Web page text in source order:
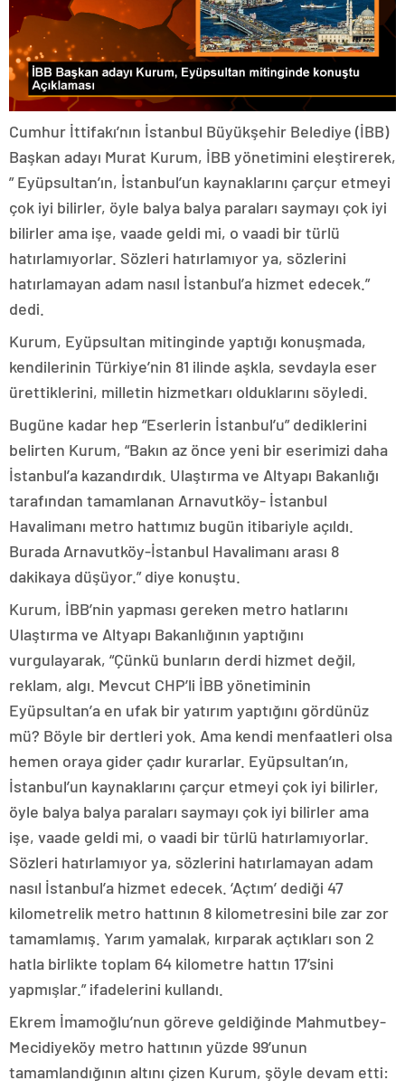
Cumhur İttifakı’nın İstanbul Büyükşehir Belediye (İBB)
Başkan adayı Murat Kurum, İBB yönetimini eleştirerek,
” Eyüpsultan’ın, İstanbul’un kaynaklarını çarçur etmeyi
çok iyi bilirler, öyle balya balya paraları saymayı çok iyi
bilirler ama işe, vaade geldi mi, o vaadi bir türlü
hatırlamıyorlar. Sözleri hatırlamıyor ya, sözlerini
hatırlamayan adam nasıl İstanbul’a hizmet edecek.”
dedi.
Kurum, Eyüpsultan mitinginde yaptığı konuşmada,
kendilerinin Türkiye’nin 81 ilinde aşkla, sevdayla eser
ürettiklerini, milletin hizmetkarı olduklarını söyledi.
Bugüne kadar hep “Eserlerin İstanbul’u” dediklerini
belirten Kurum, “Bakın az önce yeni bir eserimizi daha
İstanbul’a kazandırdık. Ulaştırma ve Altyapı Bakanlığı
tarafından tamamlanan Arnavutköy- İstanbul
Havalimanı metro hattımız bugün itibariyle açıldı.
Burada Arnavutköy-İstanbul Havalimanı arası 8
dakikaya düşüyor.” diye konuştu.
Kurum, İBB’nin yapması gereken metro hatlarını
Ulaştırma ve Altyapı Bakanlığının yaptığını
vurgulayarak, “Çünkü bunların derdi hizmet değil,
reklam, algı. Mevcut CHP’li İBB yönetiminin
Eyüpsultan’a en ufak bir yatırım yaptığını gördünüz
mü? Böyle bir dertleri yok. Ama kendi menfaatleri olsa
hemen oraya gider çadır kurarlar. Eyüpsultan’ın,
İstanbul’un kaynaklarını çarçur etmeyi çok iyi bilirler,
öyle balya balya paraları saymayı çok iyi bilirler ama
işe, vaade geldi mi, o vaadi bir türlü hatırlamıyorlar.
Sözleri hatırlamıyor ya, sözlerini hatırlamayan adam
nasıl İstanbul’a hizmet edecek. ‘Açtım’ dediği 47
kilometrelik metro hattının 8 kilometresini bile zar zor
tamamlamış. Yarım yamalak, kırparak açtıkları son 2
hatla birlikte toplam 64 kilometre hattın 17’sini
yapmışlar.” ifadelerini kullandı.
Ekrem İmamoğlu’nun göreve geldiğinde Mahmutbey-
Mecidiyeköy metro hattının yüzde 99’unun
tamamlandığının altını çizen Kurum, şöyle devam etti: